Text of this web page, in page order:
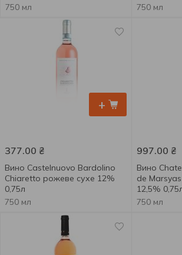
750 мл
750 мл
+
377.00 ₴
Вино Castelnuovo Bardolino
Chiaretto рожеве сухе 12%
0,75л
750 мл
997.00 ₴
Вино
de
12,5%
750 мл